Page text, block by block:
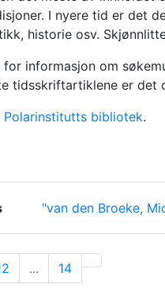
I nyere tid er det
historie osv.
informasjon om
tidsskriftartiklene er det
Polarinstitutts bibliotek.
"van den Broeke,
... 14